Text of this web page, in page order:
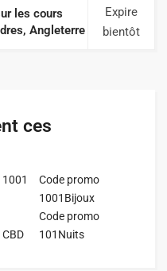
les cours
Angleterre
Expire
bientôt
ces
Code promo
1001Bijoux
Code promo
101Nuits